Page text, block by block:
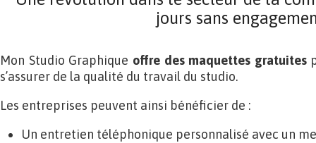
jours sans
Mon Studio Graphique offre des maquettes gratuites
s’assurer de la qualité du travail du studio.
Les entreprises peuvent ainsi bénéficier de :
Un entretien téléphonique personnalisé avec un